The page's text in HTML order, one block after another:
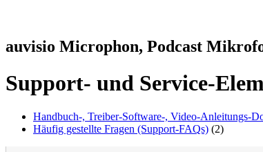
auvisio Microphon, Podcast
Support- und Service-
Handbuch-, Treiber-Software-, Video-Anleitungs-
Häufig gestellte Fragen (Support-FAQs) (2)